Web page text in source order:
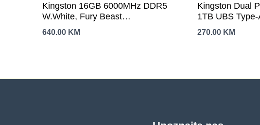
Kingston 16GB 6000MHz DDR5
W.White, Fury Beast
(1x16GB),CL30,
EXPO,XMP,1RX8, 288-pin
640.00 KM
Kingston Dual
1TB UBS
3.2 Gen 2, R/
MB/s
270.00 KM